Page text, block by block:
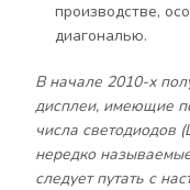
производстве,
диагональю.
В начале 2010-х
дисплеи, имеющие
числа светодиодов
нередко
следует путать с